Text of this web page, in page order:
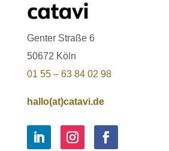
Genter Straße 6
50672 Köln
01 55 – 63 84 02 98
hallo(at)catavi.de